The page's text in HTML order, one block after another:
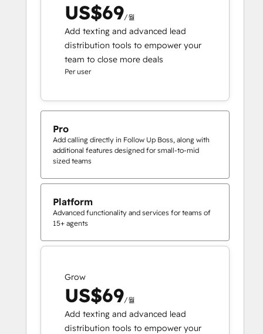
US$69/월
Add texting and advanced lead
distribution tools to empower your
team to close more deals
Per user
Pro
Add calling directly in Follow Up Boss, along with
additional features designed for small-to-mid
sized teams
Platform
Advanced functionality and services for teams of
15+ agents
Grow
US$69/월
Add texting and advanced lead
distribution tools to empower your